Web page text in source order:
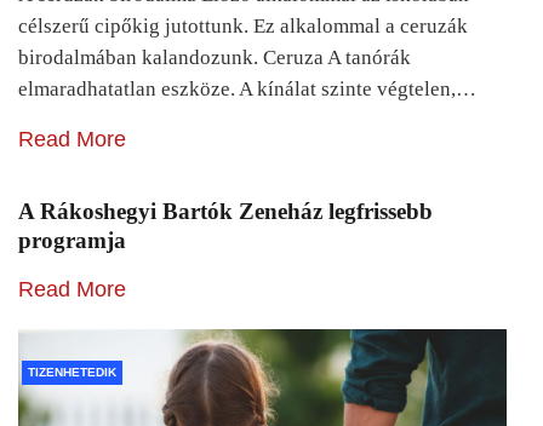
célszerű cipőkig jutottunk. Ez alkalommal a ceruzák
birodalmában kalandozunk. Ceruza A tanórák
elmaradhatatlan eszköze. A kínálat szinte végtelen,…
Read More
A Rákoshegyi Bartók Zeneház legfrissebb
programja
Read More
TIZENHETEDIK